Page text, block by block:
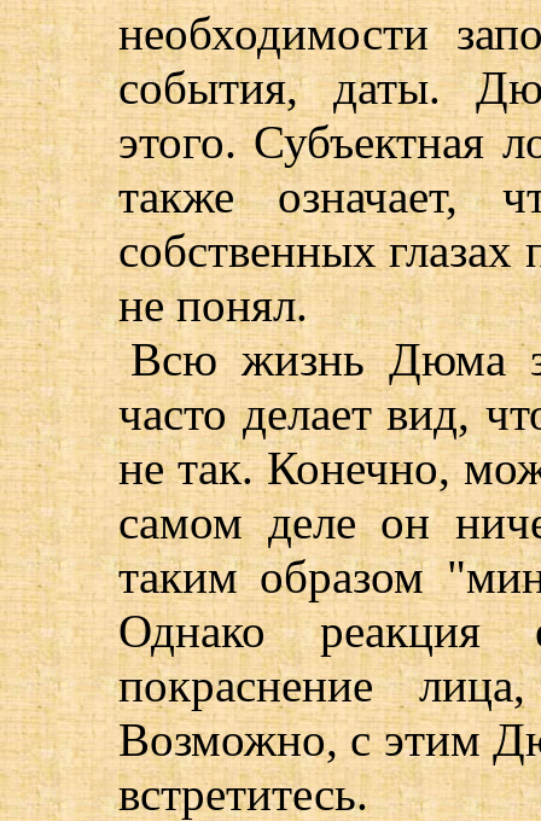
необходимости
события, даты.
этого. Субъектная
также означает,
собственных
не понял.
Всю жизнь Дюма
часто делает вид,
не так. Конечно,
самом деле он
таким образом
Однако реакция
покраснение
Возможно, с этим
встретитесь.